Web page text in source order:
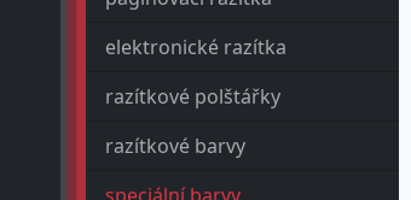
elektronické razítka
razítkové polštářky
razítkové barvy